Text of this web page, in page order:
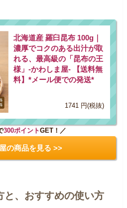
北海道産 羅臼昆布 100g｜
濃厚でコクのある出汁が取
れる、最高級の「昆布の王
様」-かわしま屋- 【送料無
料】*メール便での発送*
1741 円(税抜)
300ポイントGET！／
の商品を見る >>
と、おすすめの使い方